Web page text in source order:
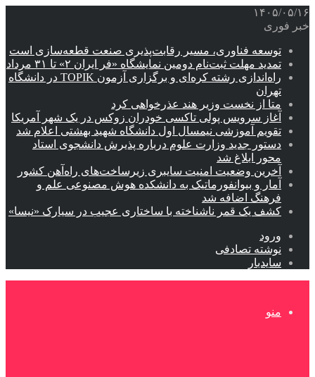
۱۴۰۵/۰۵/۱۶
خبر فوری
توسعه فناوری، مسیر رقابت‌پذیری صنعت قطعه‌سازی است
تمدید مهلت ثبت‌نام دومین نمایشگاه «فر ایران ۲» تا ۳۱ مرداد
راه‌اندازی رشته کره‌ای و برگزاری آزمون TOPIK در دانشگاه
تهران
متا از نخست وزیر هند عذرخواهی کرد
آغاز سرویس پولی تاکسی خودران زوکس در یک شهر آمریکا
تقویم آموزشی نیمسال اول دانشگاه شهید بهشتی اعلام شد
دستور جدید وزارت علوم درباره پذیرش دانشجوی استاد
محور ابلاغ شد
آخرین وضعیت امنیت سایبری زیرساخت‌های راه‌آهن کشور
آمار و بیوانفورماتیک به دانشکده هوش مصنوعی علم و
فرهنگ اضافه شد
کشف یک قمر ناشناخته با ساختاری عجیب در سیارک «نیسا»
ورود
نوشته تصادفی
سایدبار
منو